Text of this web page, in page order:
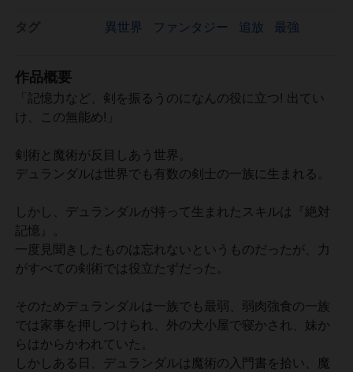
異世界 ファンタジー 追放 最強
作品概要
「記憶力など、剣を振るうのになんの役に立つ! 出てい
け、この無能め!」
剣術と魔術が反目しあう世界。
デュランダルは世界でも有数の剣士の一族に生まれる。
しかし、デュランダルが持って生まれたスキルは『絶対
記憶』。
一度見聞きしたものは忘れないというものだったが、力
がすべての剣術では役立たずだった。
そのためデュランダルは一族でも最弱、弱肉強食の一族
では家事を押しつけられ、外の犬小屋で寝かされ、妹か
らはからかわれていた。
しかしある日、デュランダルは魔術の入門書を拾い、魔